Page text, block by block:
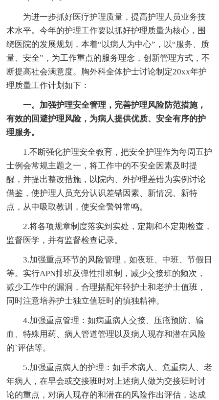
为进一步抓好医疗护理质量，提高护理人员业务技
术水平。今年的护理工作要以抓好护理质量为核心，围
绕医院的发展规划，本着“以病人为中心”，以“服务、质
量、安全”，为工作重点的服务理念，创新管理方式，不
断提高社会满意度。胸外科全体护士讨论制定20xx年护
理质量工作计划如下：
一。加强护理安全管理，完善护理风险防范措施，
有效的回避护理风险，为病人提供优质、安全有序的护
理服务。
1.不断强化护理安全教育，把安全护理作为每周五护
士例会常规主题之一，将工作中的不安全因素及时提
醒，并提出整改措施，以院内、外护理差错为实例讨论
借鉴，使护理人员充分认识差错因素、新情况、新特
点，从中吸取教训，使安全警钟常鸣。
2.将各项规章制度落实到实处，定期和不定期检查，
监督医学，并有监督检查记录。
3.加强重点环节的风险管理，如夜班、中班、节假日
等。实行APN排班及弹性排班制，减少交接班的频次，
减少工作中的漏洞，合理搭配年轻护士和老护士值班，
同时注意培养护士独立值班时的慎独精神。
4.加强重点管理：如病重病人交接、压疮预防、输
血、特殊用药、病人管道管理以及病人现存和潜在风险
的`评估等。
5.加强重点病人的护理：如手术病人、危重病人、老
年病人，在早会或交接班时对上述病人做为交接班时讨
论的重点，对病人现存的和潜在的风险作出评估，达成